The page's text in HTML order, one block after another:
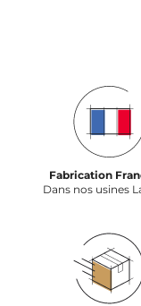
Fabrication
Dans nos usines